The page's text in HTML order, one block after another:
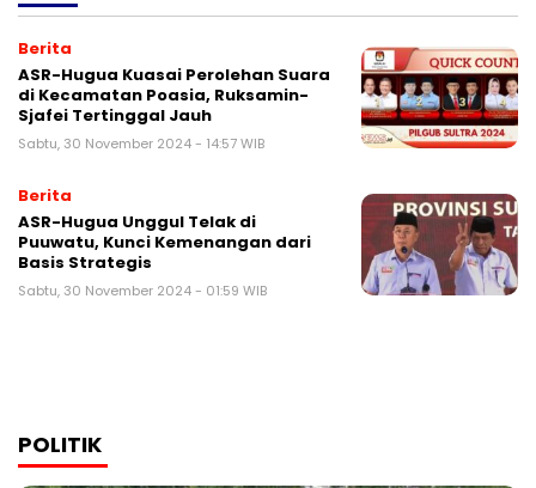
Berita
ASR-Hugua Kuasai Perolehan Suara
di Kecamatan Poasia, Ruksamin-
Sjafei Tertinggal Jauh
Sabtu, 30 November 2024 - 14:57 WIB
Berita
ASR-Hugua Unggul Telak di
Puuwatu, Kunci Kemenangan dari
Basis Strategis
Sabtu, 30 November 2024 - 01:59 WIB
POLITIK